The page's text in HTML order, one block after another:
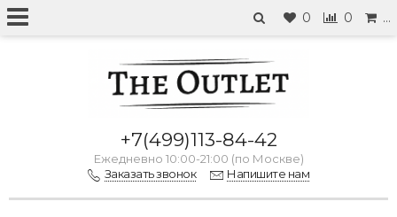
0 0 …
+7(499)113-84-42
Ежедневно 10:00-21:00 (по Москве)
Заказать звонок
Напишите нам